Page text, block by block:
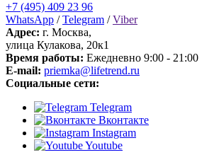
+7 (495) 409 23 96
WhatsApp /Telegram /Viber
Адрес: г. Москва,
улица Кулакова, 20к1
Время работы: Ежедневно 9:00 - 21:00
E-mail: priemka@lifetrend.ru
Социальные сети:
Telegram
Вконтакте
Instagram
Youtube